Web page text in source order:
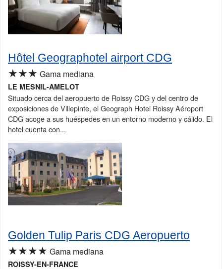
Hôtel Geographotel airport CDG
★★★ Gama mediana
LE MESNIL-AMELOT
Situado cerca del aeropuerto de Roissy CDG y del centro de
exposiciones de Villepinte, el Geograph Hotel Roissy Aéroport
CDG acoge a sus huéspedes en un entorno moderno y cálido. El
hotel cuenta con...
Golden Tulip Paris CDG Aeropuerto
★★★★ Gama mediana
ROISSY-EN-FRANCE